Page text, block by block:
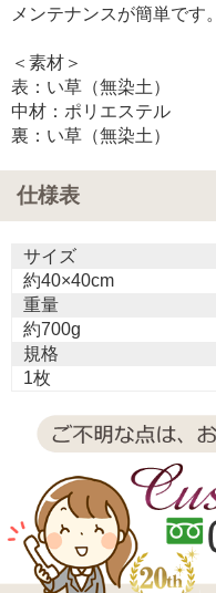
メンテナンスが簡単です。
＜素材＞
表：い草（無染土）
中材：ポリエステル
裏：い草（無染土）
仕様表
サイズ
約40×40cm
重量
約700g
規格
1枚